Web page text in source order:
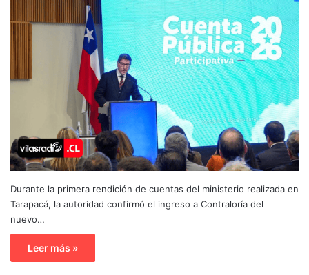
Durante la primera rendición de cuentas del ministerio realizada en
Tarapacá, la autoridad confirmó el ingreso a Contraloría del
nuevo…
Leer más »